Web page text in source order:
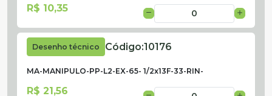
R$ 10,35
Desenho técnico Código:10176
MA-MANIPULO-PP-L2-EX-65- 1/2x13F-33-RIN-
R$ 21,56